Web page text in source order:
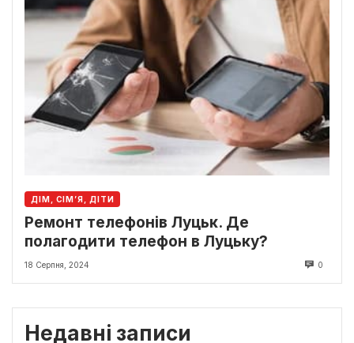
ДІМ, СІМ’Я, ДІТИ
Ремонт телефонів Луцьк. Де
полагодити телефон в Луцьку?
18 Серпня, 2024 0
Недавні записи